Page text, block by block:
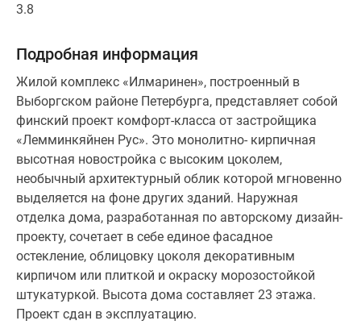
фонд
состоит
одно-,
двух-,
трех-
и
четырехкомнатных
комфортных
квартир
площадью
от
53.1
до
144.6
квадратных
3.8
Подробная информация
Жилой комплекс «Илмаринен», построенный в
Выборгском районе Петербурга, представляет собой
финский проект комфорт-класса от застройщика
«Лемминкяйнен Рус». Это монолитно- кирпичная
высотная новостройка с высоким цоколем,
необычный архитектурный облик которой мгновенно
выделяется на фоне других зданий. Наружная
отделка дома, разработанная по авторскому дизайн-
проекту, сочетает в себе единое фасадное
остекление, облицовку цоколя декоративным
кирпичом или плиткой и окраску морозостойкой
штукатуркой. Высота дома составляет 23 этажа.
Проект сдан в эксплуатацию.